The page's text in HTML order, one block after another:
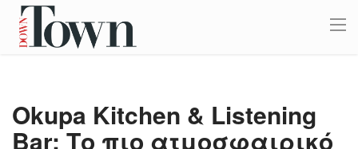
Okupa Kitchen & Listening
Bar: Το πιο ατμοσφαιρικό